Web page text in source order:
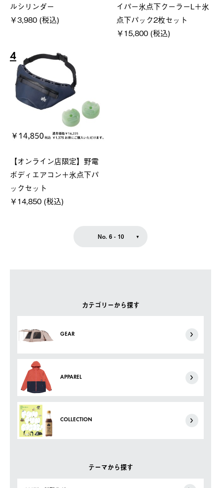
カテゴリーから探す
GEAR
APPAREL
COLLECTION
テーマから探す
ルシリンダー
￥3,980 (税込)
イパー氷点下クーラーL＋氷
点下パック2枚セット
￥15,800 (税込)
4
【オンライン店限定】野電
ボディエアコン＋氷点下パ
ックセット
￥14,850 (税込)
No. 6 - 10